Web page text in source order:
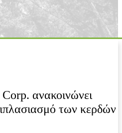
ανακοινώνει
των κερδών